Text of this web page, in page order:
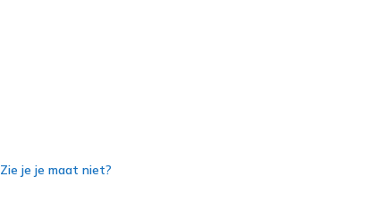
Zie je je maat niet?